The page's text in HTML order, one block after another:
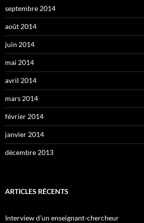
septembre 2014
août 2014
juin 2014
mai 2014
avril 2014
mars 2014
février 2014
janvier 2014
décembre 2013
ARTICLES RÉCENTS
Interview d’un enseignant-chercheur